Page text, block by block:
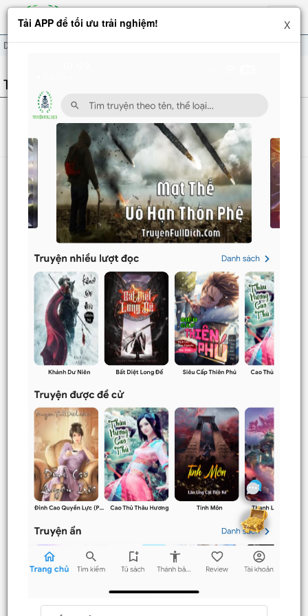
Hiện
menu
Danh sách truyện full
TRUYỆN FULL
‹ 1 2 ... 72 73 74 75 76 77
Danh sách
Truyện mới
Truyện Hot
Truyện Full
Truyện Dịch Miễn Phí
Thao tác
Đăng ký tài khoản
Nạp LT
Danh sách combo
Nguời dùng
Lưu ý trên web
Điều khoản
Sơ đồ
Tải App đọc Offline
Tải APP để tối ưu trải nghiệm! X